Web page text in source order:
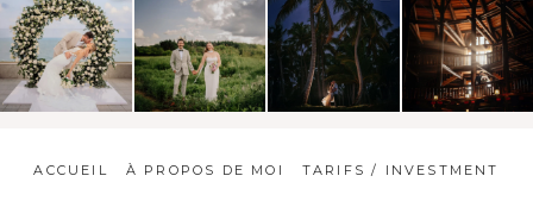
ACCUEIL À PROPOS DE MOI TARIFS / INVESTMENT